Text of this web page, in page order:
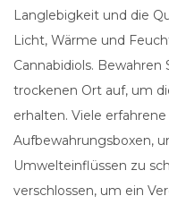
Langlebigkeit und die
Licht, Wärme und
Cannabidiols. Bewahren
trockenen Ort auf, um
erhalten. Viele
Aufbewahrungsboxen,
Umwelteinflüssen zu
verschlossen, um ein